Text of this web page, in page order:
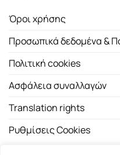
Όροι χρήσης
Προσωπικά δεδομένα &
Πολιτική cookies
Ασφάλεια συναλλαγών
Translation rights
Ρυθμίσεις Cookies